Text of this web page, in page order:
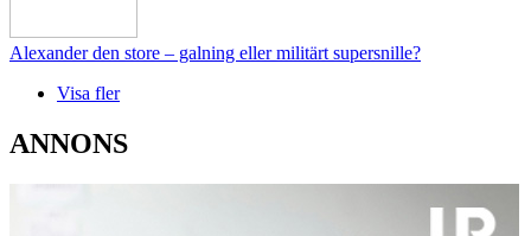
Alexander den store – galning eller militärt supersnille?
Visa fler
ANNONS